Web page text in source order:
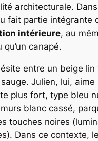
architecturale.
fait partie intégrante
intérieure, au
qu’un canapé.
entre un beige
Julien, lui, aime
plus fort, type bleu
blanc cassé,
touches noires
Dans ce contexte,